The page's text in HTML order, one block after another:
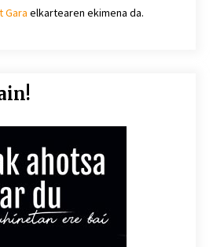
Gara elkartearen ekimena da.